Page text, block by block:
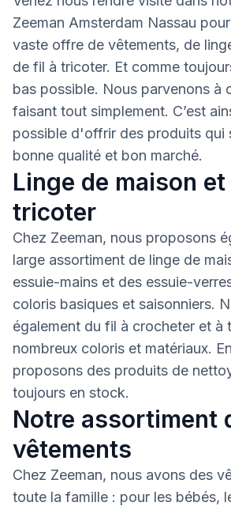
Zeeman Amsterdam Nassau
vaste offre de vêtements, de
de fil à tricoter. Et comme
bas possible. Nous parvenons à
faisant tout simplement. C’est
possible d'offrir des produits qui
bonne qualité et bon marché.
Linge de maison
tricoter
Chez Zeeman, nous proposons
large assortiment de linge de
essuie-mains et des essuie-
coloris basiques et saisonniers.
également du fil à crocheter et à
nombreux coloris et matériaux.
proposons des produits de
toujours en stock.
Notre assortiment
vêtements
Chez Zeeman, nous avons des
toute la famille : pour les bébés,